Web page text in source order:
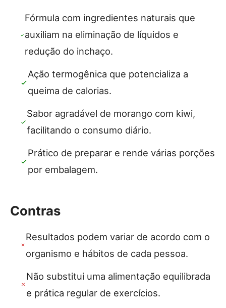
Fórmula com ingredientes naturais que
auxiliam na eliminação de líquidos e
redução do inchaço.
Ação termogênica que potencializa a
queima de calorias.
Sabor agradável de morango com kiwi,
facilitando o consumo diário.
Prático de preparar e rende várias porções
por embalagem.
Contras
Resultados podem variar de acordo com o
organismo e hábitos de cada pessoa.
Não substitui uma alimentação equilibrada
e prática regular de exercícios.